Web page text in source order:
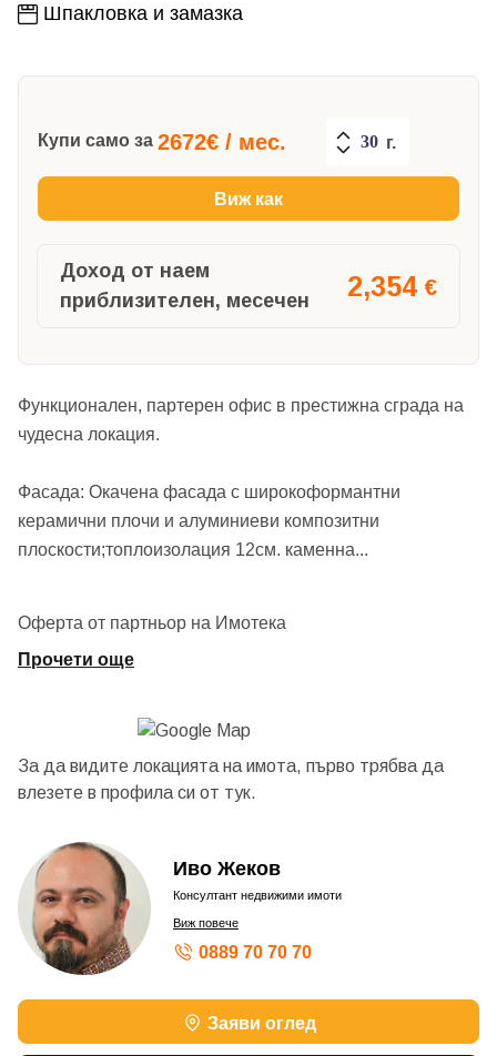
Шпакловка и замазка
Купи само за 2672€ / мес. г.
Виж как
Доход от наем
приблизителен, месечен
2,354 €
Функционален, партерен офис в престижна сграда на
чудесна локация.
Фасада: Oкачена фасада с широкоформантни
керамични плочи и алуминиеви композитни
плоскости;топлоизолация 12см. каменна...
Оферта от партньор на Имотека
Прочети още
За да видите локацията на имота, първо трябва да
влезете в профила си от тук.
Иво Жеков
Консултант недвижими имоти
Виж повече
0889 70 70 70
Заяви оглед